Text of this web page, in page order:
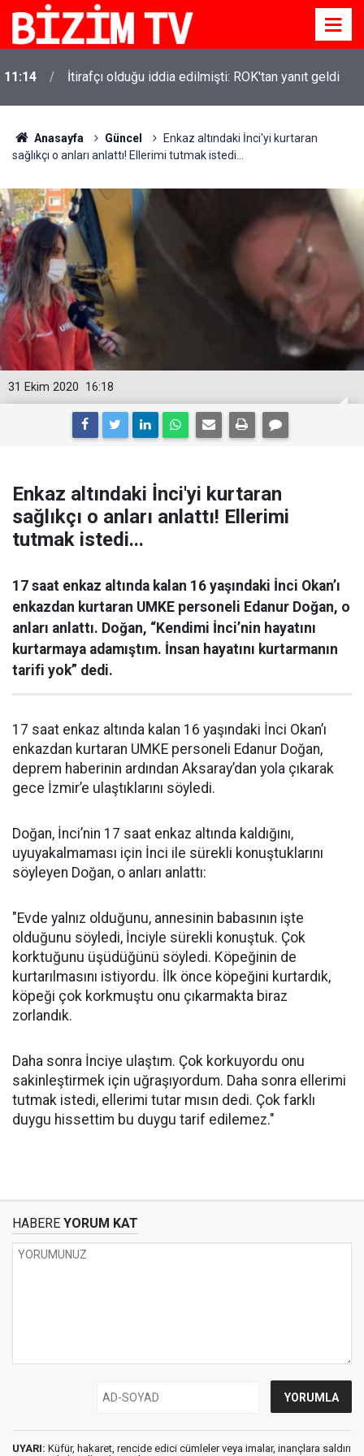
11:14 İtirafçı olduğu iddia edilmişti: ROK'tan yanıt geldi
Anasayfa Güncel
Enkaz altındaki İnci'yi kurtaran
sağlıkçı o anları anlattı! Ellerimi tutmak istedi...
16:18
31 Ekim 2020
Enkaz altındaki İnci'yi kurtaran
sağlıkçı o anları anlattı! Ellerimi
tutmak istedi...
17 saat enkaz altında kalan 16 yaşındaki İnci Okan’ı
enkazdan kurtaran UMKE personeli Edanur Doğan, o
anları anlattı. Doğan, “Kendimi İnci’nin hayatını
kurtarmaya adamıştım. İnsan hayatını kurtarmanın
tarifi yok” dedi.
17 saat enkaz altında kalan 16 yaşındaki İnci Okan’ı
enkazdan kurtaran UMKE personeli Edanur Doğan,
deprem haberinin ardından Aksaray’dan yola çıkarak
gece İzmir’e ulaştıklarını söyledi.
Doğan, İnci’nin 17 saat enkaz altında kaldığını,
uyuyakalmaması için İnci ile sürekli konuştuklarını
söyleyen Doğan, o anları anlattı:
"Evde yalnız olduğunu, annesinin babasının işte
olduğunu söyledi, İnciyle sürekli konuştuk. Çok
korktuğunu üşüdüğünü söyledi. Köpeğinin de
kurtarılmasını istiyordu. İlk önce köpeğini kurtardık,
köpeği çok korkmuştu onu çıkarmakta biraz
zorlandık.
Daha sonra İnciye ulaştım. Çok korkuyordu onu
sakinleştirmek için uğraşıyordum. Daha sonra ellerimi
tutmak istedi, ellerimi tutar mısın dedi. Çok farklı
duygu hissettim bu duygu tarif edilemez."
HABERE YORUM KAT
UYARI: Küfür, hakaret, rencide edici cümleler veya imalar, inançlara saldırı